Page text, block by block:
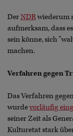
DerNDRwiederum
aufmerksam, dass
sein könne, sich
machen.
Verfahren gegen
Das Verfahren
wurdevorläufig
seiner Zeit als
Kulturetat stark